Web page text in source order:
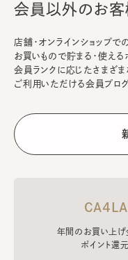
会員以外のお客
店舗・オンラインショップで
お買いもので貯まる・使える
会員ランクに応じたさまざ
ご利用いただける会員プロ
年間のお買い上げ
ポイント還